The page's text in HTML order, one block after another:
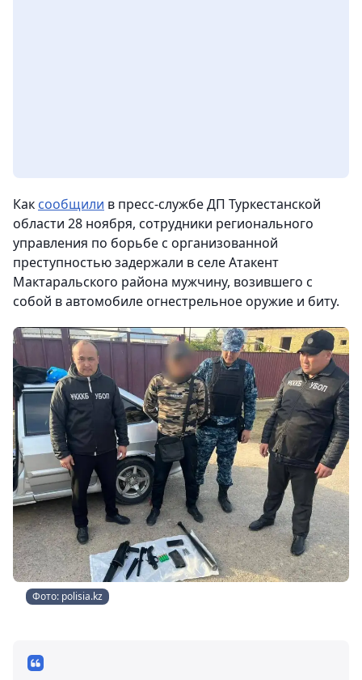
Как сообщили в пресс-службе ДП Туркестанской
области 28 ноября, сотрудники регионального
управления по борьбе с организованной
преступностью задержали в селе Атакент
Мактаральского района мужчину, возившего с
собой в автомобиле огнестрельное оружие и биту.
Фото: polisia.kz